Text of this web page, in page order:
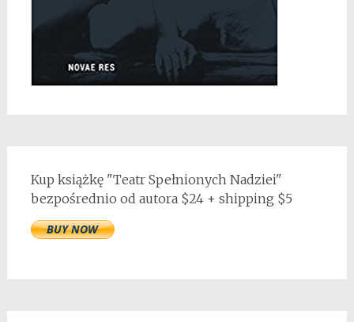
Kup książkę "Teatr Spełnionych Nadziei"
bezpośrednio od autora $24 + shipping $5